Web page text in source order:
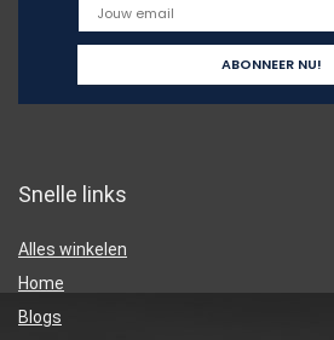
Snelle links
Alles winkelen
Home
Blogs